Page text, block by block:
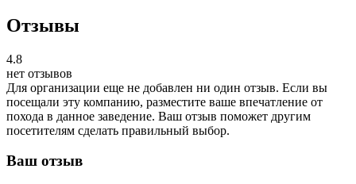
Отзывы
4.8
нет отзывов
Для организации еще не добавлен ни один отзыв. Если вы
посещали эту компанию, разместите ваше впечатление от
похода в данное заведение. Ваш отзыв поможет другим
посетителям сделать правильный выбор.
Ваш отзыв